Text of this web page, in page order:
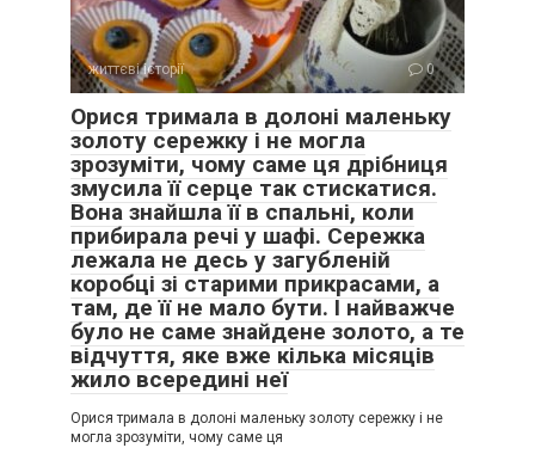
життєві історії 0
Орися тримала в долоні маленьку
золоту сережку і не могла
зрозуміти, чому саме ця дрібниця
змусила її серце так стискатися.
Вона знайшла її в спальні, коли
прибирала речі у шафі. Сережка
лежала не десь у загубленій
коробці зі старими прикрасами, а
там, де її не мало бути. І найважче
було не саме знайдене золото, а те
відчуття, яке вже кілька місяців
жило всередині неї
Орися тримала в долоні маленьку золоту сережку і не
могла зрозуміти, чому саме ця